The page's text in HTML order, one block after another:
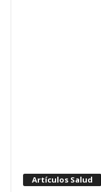
Artículos Salud